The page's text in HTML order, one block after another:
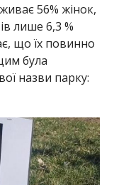
56% жінок,
лише 6,3 %
що їх повинно
була
назви парку: